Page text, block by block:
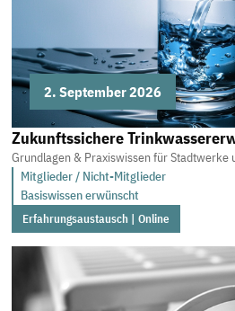
2. September 2026
Zukunftssichere
Grundlagen & Praxiswissen für Stadtwerke
Mitglieder / Nicht-Mitglieder
Basiswissen erwünscht
Erfahrungsaustausch | Online